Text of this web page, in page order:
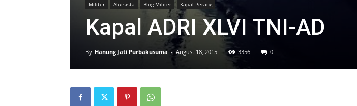
Militer Alutsista Blog Militer Kapal Perang
Kapal ADRI XLVI TNI-AD
By Hanung Jati Purbakusuma - August 18, 2015 3356 0